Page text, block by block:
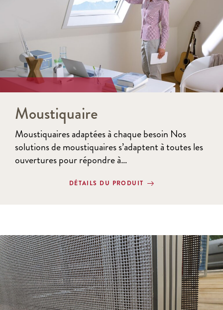
Moustiquaire
Moustiquaires adaptées à chaque besoin Nos
solutions de moustiquaires s’adaptent à toutes les
ouvertures pour répondre à…
DÉTAILS DU PRODUIT